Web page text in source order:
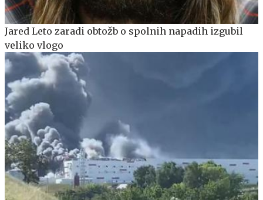
Jared Leto zaradi obtožb o spolnih napadih izgubil
veliko vlogo